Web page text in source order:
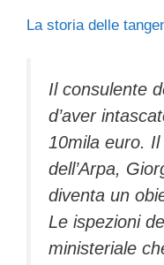
La storia delle
Il consulente
d’aver
10mila euro.
dell’Arpa,
diventa un
Le ispezioni
ministeriale